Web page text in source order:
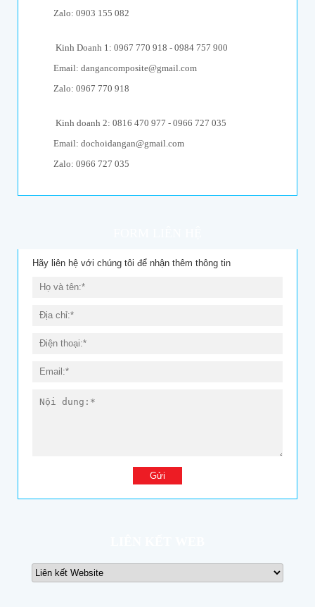
Zalo: 0903 155 082
Kinh Doanh 1: 0967 770 918 - 0984 757 900
Email: dangancomposite@gmail.com
Zalo: 0967 770 918
Kinh doanh 2: 0816 470 977 - 0966 727 035
Email: dochoidangan@gmail.com
Zalo: 0966 727 035
Hãy liên hệ với chúng tôi để nhận thêm thông tin